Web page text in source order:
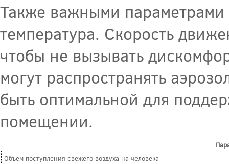
Также важными параметрами
температура. Скорость
чтобы не вызывать
могут распространять
быть оптимальной для
помещении.
Объем поступления свежего воздуха на человека